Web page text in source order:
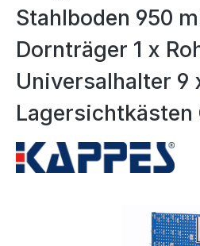
Stahlboden 950
Dornträger 1 x
Universalhalter 9
Lagersichtkästen
Bildergalerie überspringen